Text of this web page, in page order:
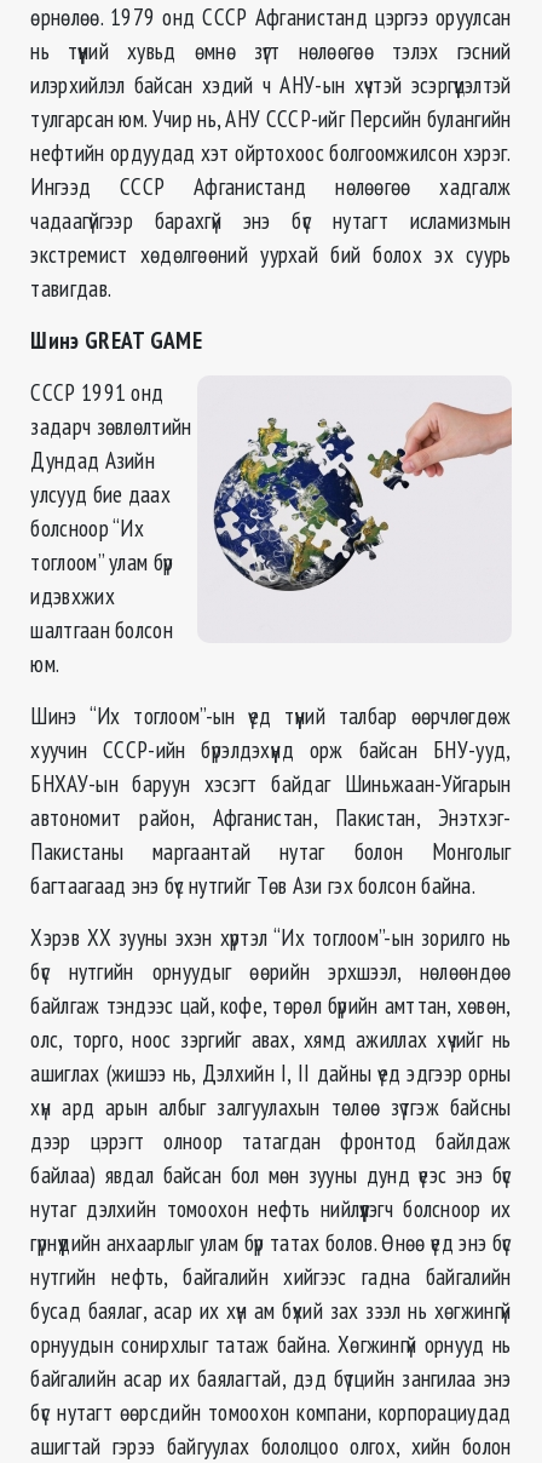
өрнөлөө. 1979 онд СССР Афганистанд цэргээ оруулсан
нь түүний хувьд өмнө зүгт нөлөөгөө тэлэх гэсний
илэрхийлэл байсан хэдий ч АНУ-ын хүчтэй эсэргүүцэлтэй
тулгарсан юм. Учир нь, АНУ СССР-ийг Персийн булангийн
нефтийн ордуудад хэт ойртохоос болгоомжилсон хэрэг.
Ингээд СССР Афганистанд нөлөөгөө хадгалж
чадаагүйгээр барахгүй энэ бүс нутагт исламизмын
экстремист хөдөлгөөний уурхай бий болох эх суурь
тавигдав.
Шинэ GREAT GAME
СССР 1991 онд
задарч зөвлөлтийн
Дундад Азийн
улсууд бие даах
болсноор “Их
тоглоом” улам бүр
идэвхжих
шалтгаан болсон
юм.
Шинэ “Их тоглоом”-ын үед түүний талбар өөрчлөгдөж
хуучин СССР-ийн бүрэлдэхүүнд орж байсан БНУ-ууд,
БНХАУ-ын баруун хэсэгт байдаг Шиньжаан-Уйгарын
автономит район, Афганистан, Пакистан, Энэтхэг-
Пакистаны маргаантай нутаг болон Монголыг
багтаагаад энэ бүс нутгийг Төв Ази гэх болсон байна.
Хэрэв ХХ зууны эхэн хүртэл “Их тоглоом”-ын зорилго нь
бүс нутгийн орнуудыг өөрийн эрхшээл, нөлөөндөө
байлгаж тэндээс цай, кофе, төрөл бүрийн амттан, хөвөн,
олс, торго, ноос зэргийг авах, хямд ажиллах хүчийг нь
ашиглах (жишээ нь, Дэлхийн I, II дайны үед эдгээр орны
хүн ард арын албыг залгуулахын төлөө зүтгэж байсны
дээр цэрэгт олноор татагдан фронтод байлдаж
байлаа) явдал байсан бол мөн зууны дунд үеэс энэ бүс
нутаг дэлхийн томоохон нефть нийлүүлэгч болсноор их
гүрнүүдийн анхаарлыг улам бүр татах болов. Өнөө үед энэ бүс
нутгийн нефть, байгалийн хийгээс гадна байгалийн
бусад баялаг, асар их хүн ам бүхий зах зээл нь хөгжингүй
орнуудын сонирхлыг татаж байна. Хөгжингүй орнууд нь
байгалийн асар их баялагтай, дэд бүтцийн зангилаа энэ
бүс нутагт өөрсдийн томоохон компани, корпорациудад
ашигтай гэрээ байгуулах бололцоо олгох, хийн болон